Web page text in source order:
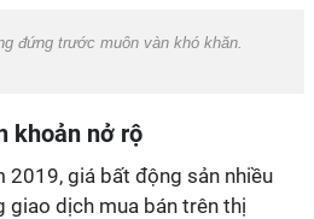
đứng trước muôn vàn khó khăn.
khoản nở rộ
2019, giá bất động sản nhiều
giao dịch mua bán trên thị